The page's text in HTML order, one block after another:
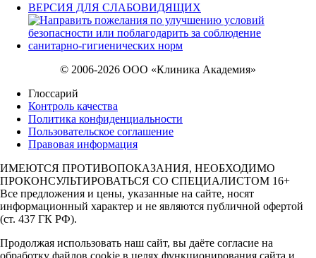
ВЕРСИЯ ДЛЯ СЛАБОВИДЯЩИХ
© 2006-2026 ООО «Клиника Академия»
Глоссарий
Контроль качества
Политика конфиденциальности
Пользовательское соглашение
Правовая информация
ИМЕЮТСЯ ПРОТИВОПОКАЗАНИЯ, НЕОБХОДИМО
ПРОКОНСУЛЬТИРОВАТЬСЯ СО СПЕЦИАЛИСТОМ 16+
Все предложения и цены, указанные на сайте, носят
информационный характер и не являются публичной офертой
(ст. 437 ГК РФ).
Продолжая использовать наш сайт, вы даёте согласие на
обработку файлов cookie в целях функционирования сайта и